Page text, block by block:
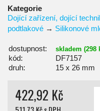
Kategorie
Dojící zařízení, dojící
podtlakové → Silikonové
dostupnost: skladem (298
kód:
DF7157
druh:
15 x 26 mm
422,92 Kč